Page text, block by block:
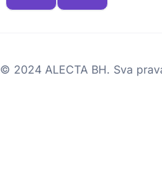
© 2024 ALECTA BH. Sva